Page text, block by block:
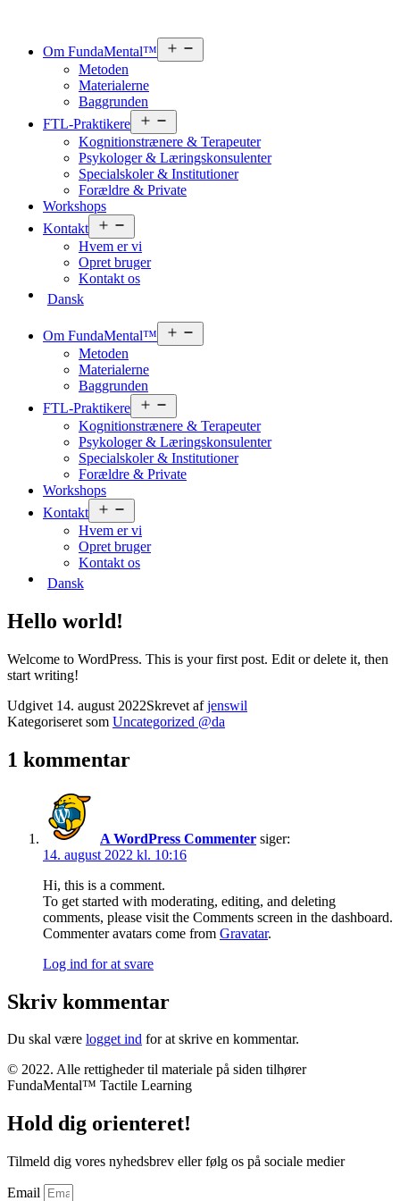
Om FundaMental™
menu
Metoden
Materialerne
Baggrunden
FTL-Praktikere
menu
Kognitionstrænere & Terapeuter
Psykologer & Læringskonsulenter
Specialskoler & Institutioner
Forældre & Private
Workshops
Kontakt
menu
Hvem er vi
Opret bruger
Kontakt os
Dansk
Om FundaMental™
menu
Metoden
Materialerne
Baggrunden
FTL-Praktikere
menu
Kognitionstrænere & Terapeuter
Psykologer & Læringskonsulenter
Specialskoler & Institutioner
Forældre & Private
Workshops
Kontakt
menu
Hvem er vi
Opret bruger
Kontakt os
Dansk
Hello world!
Welcome to WordPress. This is your first post. Edit or delete it, then
start writing!
Udgivet 14. august 2022Skrevet afjenswil
Kategoriseret som Uncategorized @da
1 kommentar
A WordPress Commenter siger:
14. august 2022 kl. 10:16
Hi, this is a comment.
To get started with moderating, editing, and deleting
comments, please visit the Comments screen in the dashboard.
Commenter avatars come from Gravatar.
Log ind for at svare
Skriv kommentar
Du skal være logget ind for at skrive en kommentar.
© 2022. Alle rettigheder til materiale på siden tilhører
FundaMental™ Tactile Learning
Hold dig orienteret!
Tilmeld dig vores nyhedsbrev eller følg os på sociale medier
Email